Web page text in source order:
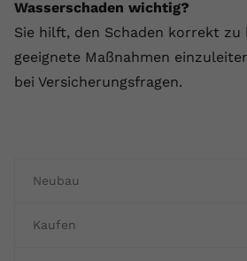
Neubau
Kaufen
Wasserschaden wichtig?
Sie hilft, den Schaden korrekt zu
geeignete Maßnahmen
bei Versicherungsfragen.